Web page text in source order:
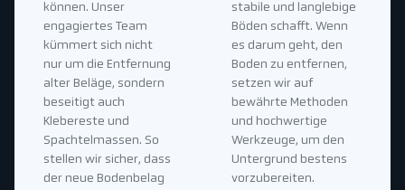
stabile und langlebige
Böden schafft. Wenn
es darum geht, den
Boden zu entfernen,
setzen wir auf
bewährte Methoden
und hochwertige
Werkzeuge, um den
Untergrund bestens
vorzubereiten.
können. Unser
engagiertes Team
kümmert sich nicht
nur um die Entfernung
alter Beläge, sondern
beseitigt auch
Klebereste und
Spachtelmassen. So
stellen wir sicher, dass
der neue Bodenbelag